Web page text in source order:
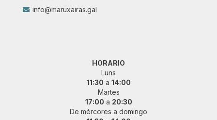
info@maruxairas.gal
HORARIO
Luns
11:30 a 14:00
Martes
17:00 a 20:30
De mércores a domingo